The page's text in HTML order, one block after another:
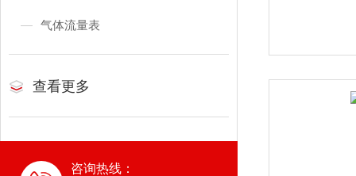
气体流量表
查看更多
咨询热线：